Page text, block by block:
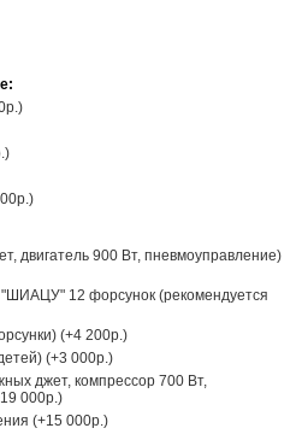
двигатель 900 Вт, пневмоуправление)
12 форсунок (рекомендуется
(+4 200р.)
(+3 000р.)
джет, компрессор 700 Вт,
000р.)
(+15 000р.)